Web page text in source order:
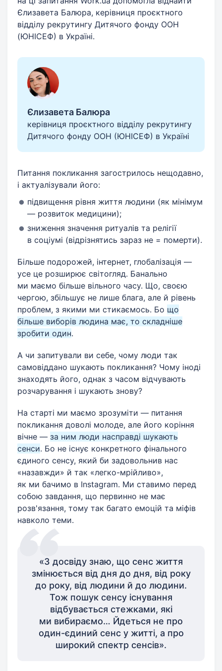
Єлизавета Балюра, керівниця проєктного
відділу рекрутингу Дитячого фонду ООН
(ЮНІСЕФ) в Україні.
Єлизавета Балюра
керівниця проєктного відділу рекрутингу
Дитячого фонду ООН (ЮНІСЕФ) в Україні
Питання покликання загострилось нещодавно,
і актуалізували його:
підвищення рівня життя людини (як мінімум
— розвиток медицини);
зниження значення ритуалів та релігії
в соціумі (відрізнятись зараз не = померти).
Більше подорожей, інтернет, глобалізація —
усе це розширює світогляд. Банально
ми маємо більше вільного часу. Що, своєю
чергою, збільшує не лише блага, але й рівень
проблем, з якими ми стикаємось. Бо що
більше виборів людина має, то складніше
зробити один.
А чи запитували ви себе, чому люди так
самовіддано шукають покликання? Чому іноді
знаходять його, однак з часом відчувають
розчарування і шукають знову?
На старті ми маємо зрозуміти — питання
покликання доволі молоде, але його коріння
вічне — за ним люди насправді шукають
сенси. Бо не існує конкретного фінального
єдиного сенсу, який би задовольнив нас
«назавжди» й так «легко-мрійливо»,
як ми бачимо в Instagram. Ми ставимо перед
собою завдання, що первинно не має
розв'язання, тому так багато емоцій та міфів
навколо теми.
«З досвіду знаю, що сенс життя
змінюється від дня до дня, від року
до року, від людини й до людини.
Тож пошук сенсу існування
відбувається стежками, які
ми вибираємо… Йдеться не про
один-єдиний сенс у житті, а про
широкий спектр сенсів».